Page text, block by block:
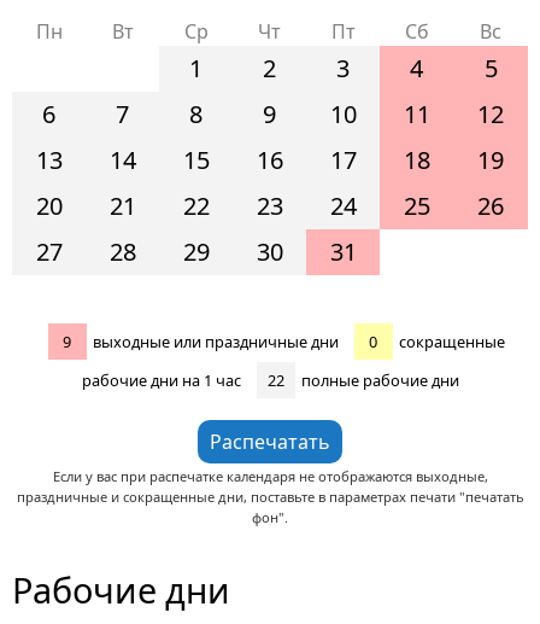
Пн Вт Ср Чт Пт Сб Вс
1 2 3 4
5
6
7 8 9 10 11
12
13
14 15 16 17 18
19
20
21 22 23 24 25
26
27
28 29 30 31
9 выходные или праздничные дни 0
сокращенные
рабочие дни на 1 час
22 полные рабочие дни
Если у вас при распечатке календаря не отображаются выходные,
праздничные и сокращенные дни, поставьте в параметрах печати "печатать
фон".
Рабочие дни